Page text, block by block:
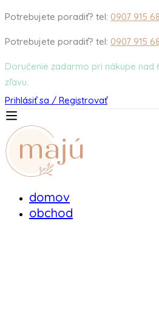
Potrebujete poradiť? tel: 0907 915
Potrebujete poradiť? tel: 0907 915
Doručenie zadarmo pri nákupe nad
zľavu.
Prihlásiť sa / Registrovať
domov
obchod